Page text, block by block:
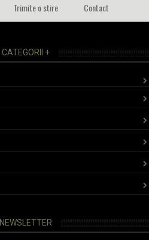
Trimite o stire Contact
CATEGORII +
NEWSLETTER